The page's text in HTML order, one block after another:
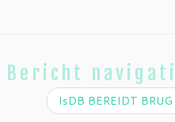
Bericht
IsDB BEREIDT